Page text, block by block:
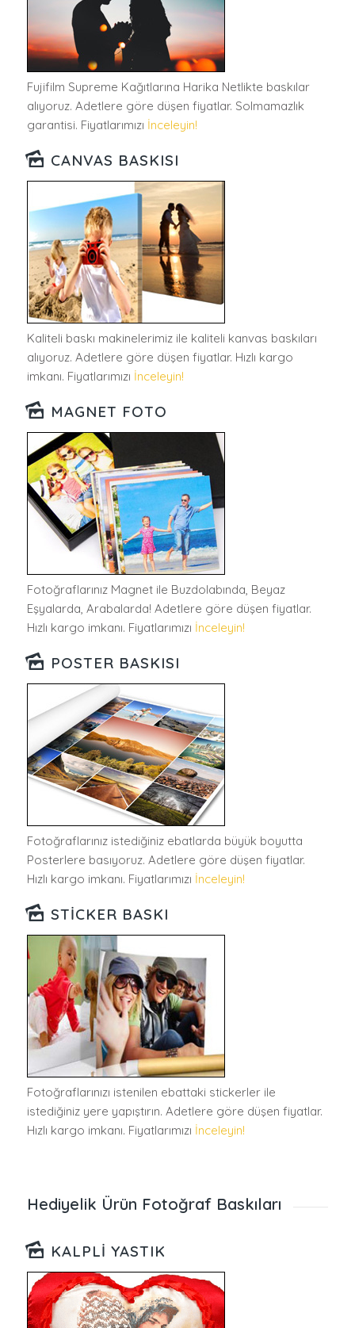
Fujifilm Supreme Kağıtlarına Harika Netlikte baskılar
alıyoruz. Adetlere göre düşen fiyatlar. Solmamazlık
garantisi. Fiyatlarımızı İnceleyin!
CANVAS BASKISI
Kaliteli baskı makinelerimiz ile kaliteli kanvas baskıları
alıyoruz. Adetlere göre düşen fiyatlar. Hızlı kargo
imkanı. Fiyatlarımızı İnceleyin!
MAGNET FOTO
Fotoğraflarınız Magnet ile Buzdolabında, Beyaz
Eşyalarda, Arabalarda! Adetlere göre düşen fiyatlar.
Hızlı kargo imkanı. Fiyatlarımızı İnceleyin!
POSTER BASKISI
Fotoğraflarınız istediğiniz ebatlarda büyük boyutta
Posterlere basıyoruz. Adetlere göre düşen fiyatlar.
Hızlı kargo imkanı. Fiyatlarımızı İnceleyin!
STICKER BASKI
Fotoğraflarınızı istenilen ebattaki stickerler ile
istediğiniz yere yapıştırın. Adetlere göre düşen fiyatlar.
Hızlı kargo imkanı. Fiyatlarımızı İnceleyin!
Hediyelik Ürün Fotoğraf Baskıları
KALPLI YASTIK